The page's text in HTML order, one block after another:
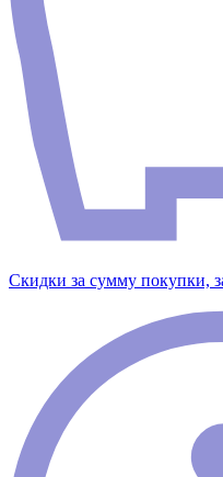
Скидки за сумму покупки,